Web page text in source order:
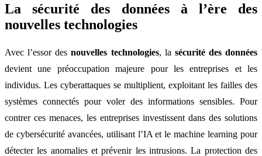
La sécurité des données à l’ère des
nouvelles technologies
Avec l’essor desnouvelles technologies, la sécurité des données
devient une préoccupation majeure pour les entreprises et les
individus. Les cyberattaques se multiplient, exploitant les failles des
systèmes connectés pour voler des informations sensibles. Pour
contrer ces menaces, les entreprises investissent dans des solutions
de cybersécurité avancées, utilisant l’IA et le machine learning pour
détecter les anomalies et prévenir les intrusions. La protection des